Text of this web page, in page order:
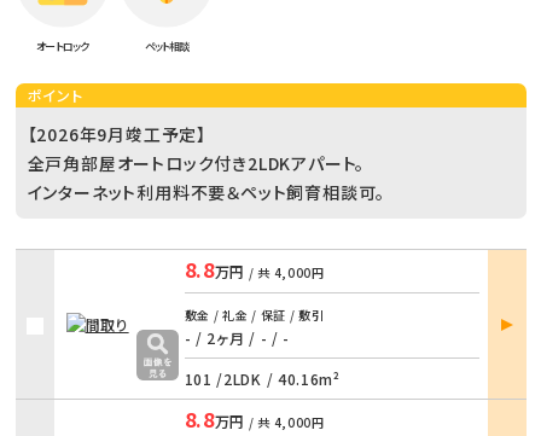
オートロック ペット相談
ポイント
【2026年9月竣工予定】
全戸角部屋オートロック付き2LDKアパート。
インターネット利用料不要＆ペット飼育相談可。
8.8万円 / 共 4,000円
敷金 / 礼金 / 保証 / 敷引
- / 2ヶ月 / - / -
101 /2LDK / 40.16m²
部屋
詳細
8.8万円 / 共 4,000円